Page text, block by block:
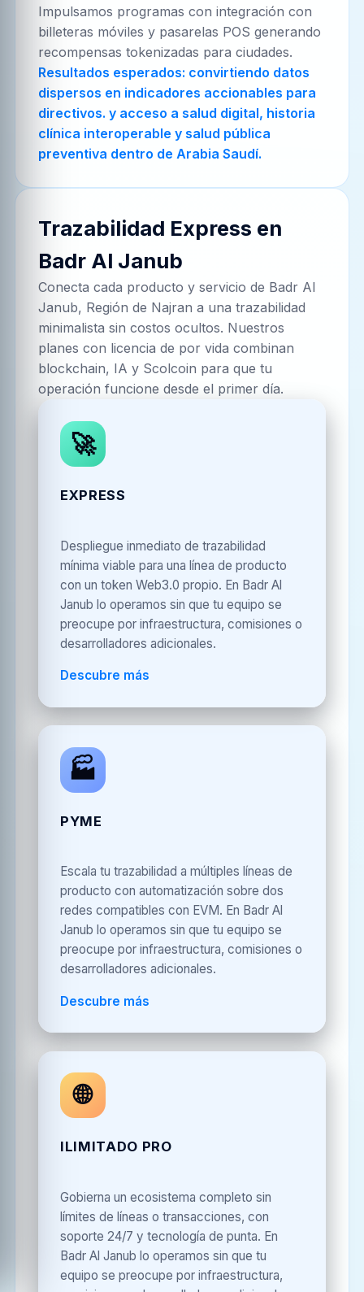
Impulsamos programas con integración con
billeteras móviles y pasarelas POS generando
recompensas tokenizadas para ciudades.
Resultados esperados: convirtiendo datos
dispersos en indicadores accionables para
directivos. y acceso a salud digital, historia
clínica interoperable y salud pública
preventiva dentro de Arabia Saudí.
Trazabilidad Express en
Badr Al Janub
Conecta cada producto y servicio de Badr Al
Janub, Región de Najran a una trazabilidad
minimalista sin costos ocultos. Nuestros
planes con licencia de por vida combinan
blockchain, IA y Scolcoin para que tu
operación funcione desde el primer día.
🚀
EXPRESS
Despliegue inmediato de trazabilidad
mínima viable para una línea de producto
con un token Web3.0 propio. En Badr Al
Janub lo operamos sin que tu equipo se
preocupe por infraestructura, comisiones o
desarrolladores adicionales.
Descubre más
🏭
PYME
Escala tu trazabilidad a múltiples líneas de
producto con automatización sobre dos
redes compatibles con EVM. En Badr Al
Janub lo operamos sin que tu equipo se
preocupe por infraestructura, comisiones o
desarrolladores adicionales.
Descubre más
🌐
ILIMITADO PRO
Gobierna un ecosistema completo sin
límites de líneas o transacciones, con
soporte 24/7 y tecnología de punta. En
Badr Al Janub lo operamos sin que tu
equipo se preocupe por infraestructura,